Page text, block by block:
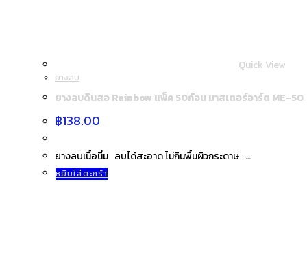
Quick View
ยางลบ
ยางลบดินสอ Rainbow แพ็ค 50ก้อน มาสเตอร์อาร์ต ME-50
฿138.00
ยางลบเนื้อนิ่ม ลบได้สะอาด ไม่กินพื้นผิวกระดาษ …
หยิบใส่ตะกร้า